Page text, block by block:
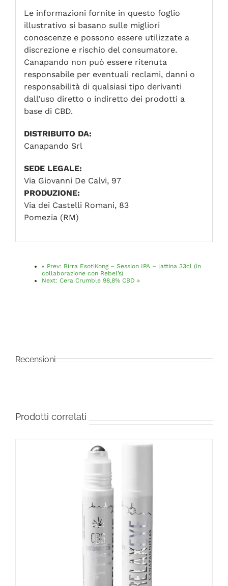
Le informazioni fornite in questo foglio
illustrativo si basano sulle migliori
conoscenze e possono essere utilizzate a
discrezione e rischio del consumatore.
Canapando non può essere ritenuta
responsabile per eventuali reclami, danni o
responsabilità di qualsiasi tipo derivanti
dall’uso diretto o indiretto dei prodotti a
base di CBD.
DISTRIBUITO DA:
Canapando Srl
SEDE LEGALE:
Via Giovanni De Calvi, 97
PRODUZIONE:
Via dei Castelli Romani, 83
Pomezia (RM)
« Prev: Birra EsotiKong – Session IPA – lattina 33cl (in
collaborazione con Rebel’s)
Next: Cera Crumble 98,8% CBD »
Recensioni
Prodotti correlati